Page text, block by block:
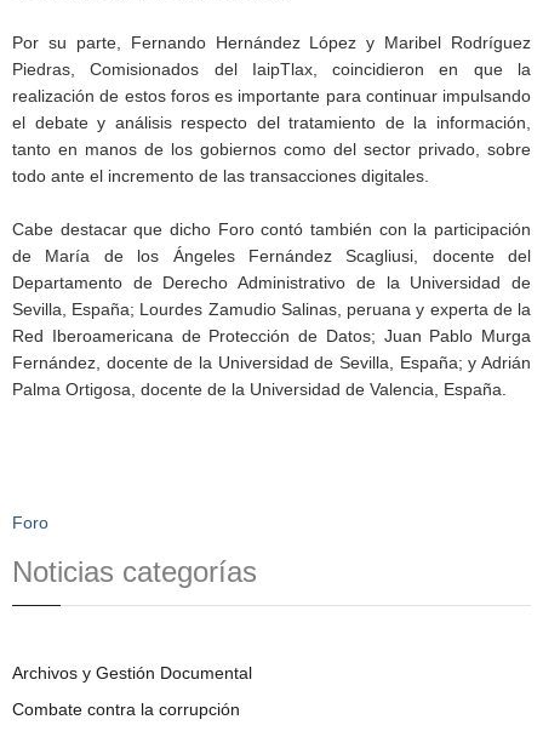
Por su parte, Fernando Hernández López y Maribel Rodríguez
Piedras, Comisionados del IaipTlax, coincidieron en que la
realización de estos foros es importante para continuar impulsando
el debate y análisis respecto del tratamiento de la información,
tanto en manos de los gobiernos como del sector privado, sobre
todo ante el incremento de las transacciones digitales.
Cabe destacar que dicho Foro contó también con la participación
de María de los Ángeles Fernández Scagliusi, docente del
Departamento de Derecho Administrativo de la Universidad de
Sevilla, España; Lourdes Zamudio Salinas, peruana y experta de la
Red Iberoamericana de Protección de Datos; Juan Pablo Murga
Fernández, docente de la Universidad de Sevilla, España; y Adrián
Palma Ortigosa, docente de la Universidad de Valencia, España.
Foro
Noticias categorías
Archivos y Gestión Documental
Combate contra la corrupción